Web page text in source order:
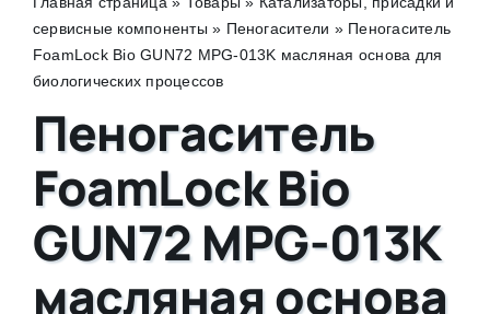
сервисные компоненты » Пеногасители » Пеногаситель
FoamLock Bio GUN72 MPG-013K масляная основа для
биологических процессов
Пеногаситель
FoamLock Bio
GUN72 MPG-013K
масляная основа